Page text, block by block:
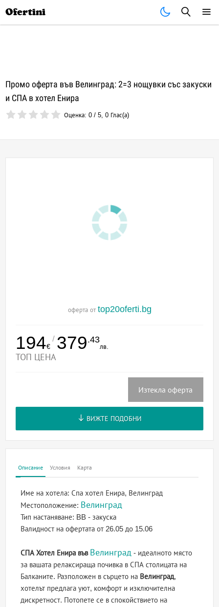
Ofertini
Промо оферта във Велинград: 2=3 нощувки със закуски
и СПА в хотел Енира
Оценка:0 /5,0 Глас(а)
оферта от top20oferti.bg
194€
/ 379.43
лв.
ТОП ЦЕНА
Изтекла оферта
ВИЖТЕ ПОДОБНИ
Описание Условия Карта
Име на хотела:Спа хотел Енира, Велинград
Местоположение: Велинград
Тип настаняване: BB - закуска
Валидност на офертатаот 26.05 до 15.06
СПА Хотел Енира във Велинград - идеалното място
за вашата релаксираща почивка в СПА столицата на
Балканите. Разположен в сърцето на Велинград,
хотелът предлага уют, комфорт и изключителна
дискретност. Потопете се в спокойствието на